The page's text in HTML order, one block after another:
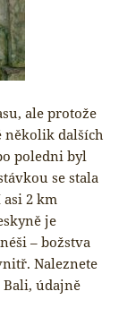
ale protože
několik dalších
poledni byl
se stala
asi 2 km
je
– božstva
Naleznete
Bali, údajně